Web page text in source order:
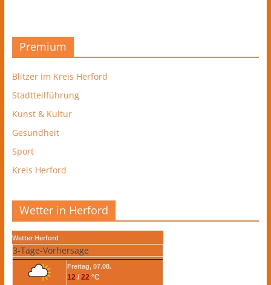
Premium
Blitzer im Kreis Herford
Stadtteilführung
Kunst & Kultur
Gesundheit
Sport
Kreis Herford
Wetter in Herford
Wetter Herford
3-Tage-Vorhersage
Freitag, 07.08.
12 / 22 °C